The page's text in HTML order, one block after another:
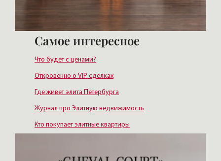
Самое интересное
Что будет с ценами?
Откровенно о VIP сделках
Где живет элита Петербурга
Журнал про Элитную недвижимость
Кто покупает элитные квартиры